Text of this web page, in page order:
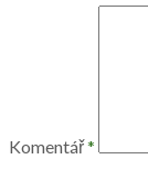
Komentář*